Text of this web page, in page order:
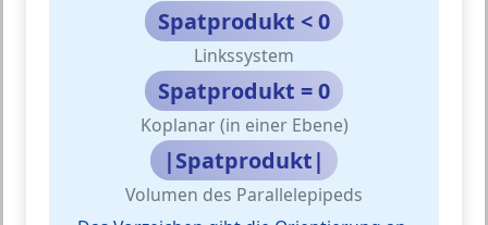
Spatprodukt < 0
Linkssystem
Spatprodukt = 0
Koplanar (in einer Ebene)
|Spatprodukt|
Volumen des Parallelepipeds